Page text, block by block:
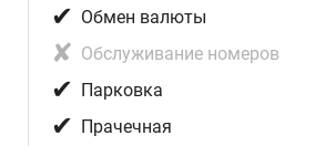
✔ Обмен валюты
✘ Обслуживание номеров
✔ Парковка
✔ Прачечная